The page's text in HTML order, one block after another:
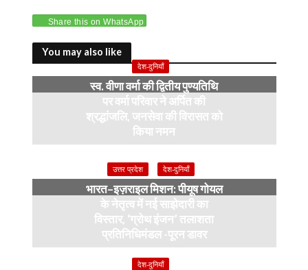
e
b
o
o
itt
er
p
y
Li
n
k
at
A
p
p
a
m
Share this on WhatsApp
You may also like
देश-दुनियाँ
स्व. वीणा वर्मा की द्वितीय पुण्यतिथि
पर वर्मा परिवार ने अर्पित की
श्रद्धांजलि, जनसेवा की विरासत को
किया नमन
उत्तर प्रदेश देश-दुनियाँ
भारत–इज़राइल मिशन: पीयूष गोयल
के नेतृत्व में नई साझेदारी का
विस्तार, ‘ग्रोथ इंजन’ तलाशता
प्रतिनिधिमंडल -पूरन डावर
9 months ago
देश-दुनियाँ